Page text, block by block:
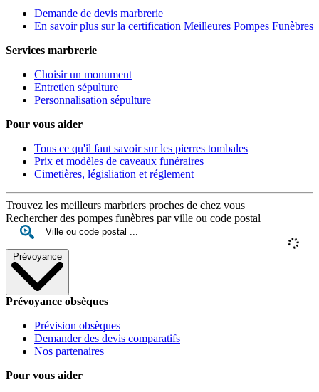
Demande de devis marbrerie
En savoir plus sur la certification Meilleures Pompes Funèbres
Services marbrerie
Choisir un monument
Entretien sépulture
Personnalisation sépulture
Pour vous aider
Tous ce qu'il faut savoir sur les pierres tombales
Prix et modèles de caveaux funéraires
Cimetières, législiation et réglement
Trouvez les meilleurs marbriers proches de chez vous
Rechercher des pompes funèbres par ville ou code postal
Prévoyance
Prévoyance obsèques
Prévision obsèques
Demander des devis comparatifs
Nos partenaires
Pour vous aider